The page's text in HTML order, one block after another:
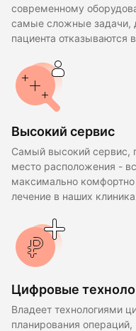
современному
самые сложные задачи,
пациента отказываются
Высокий сервис
Самый высокий сервис,
место расположения -
максимально комфортно
лечение в наших
Цифровые
Владеет технологиями
планирования